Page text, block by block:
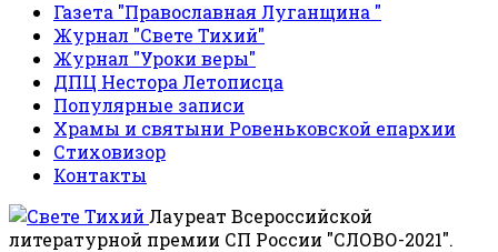
Газета "Православная Луганщина "
Журнал "Свете Тихий"
Журнал "Уроки веры"
ДПЦ Нестора Летописца
Популярные записи
Храмы и святыни Ровеньковской епархии
Стиховизор
Контакты
Лауреат Всероссийской
литературной премии СП России "СЛОВО-2021".